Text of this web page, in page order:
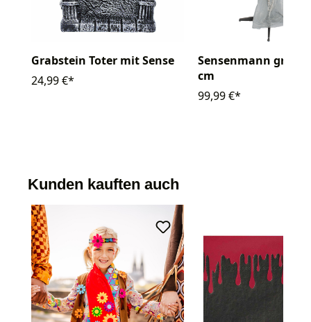
Grabstein Toter mit Sense
24,99 €*
Sensenmann grau
cm
99,99 €*
Kunden kauften auch